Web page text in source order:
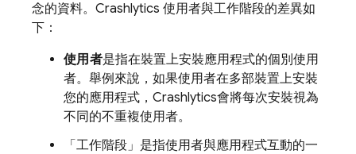
念的資料。 Crashlytics 使用者與工作階段的差異如
下：
使用者是指在裝置上安裝應用程式的個別使用
者。舉例來說，如果使用者在多部裝置上安裝
您的應用程式， Crashlytics會將每次安裝視為
不同的不重複使用者。
「工作階段」 是指使用者與應用程式互動的一